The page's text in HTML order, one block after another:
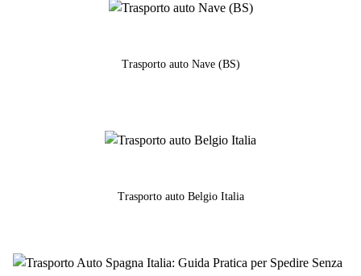
Trasporto auto Nave (BS)
Trasporto auto Belgio Italia